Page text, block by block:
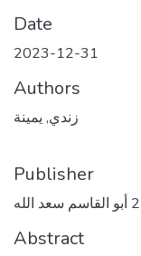
Date
2023-12-31
Authors
زندي, يمينة
Publisher
Abstract